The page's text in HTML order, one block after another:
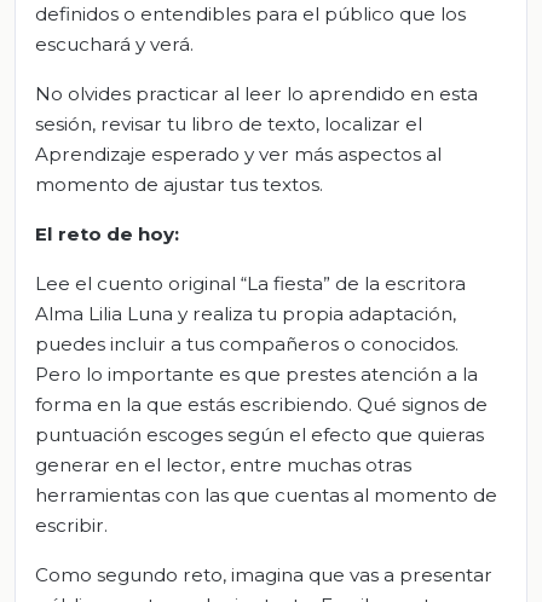
definidos o entendibles para el público que los
escuchará y verá.
No olvides practicar al leer lo aprendido en esta
sesión, revisar tu libro de texto, localizar el
Aprendizaje esperado y ver más aspectos al
momento de ajustar tus textos.
El reto de hoy:
Lee el cuento original “La fiesta” de la escritora
Alma Lilia Luna y realiza tu propia adaptación,
puedes incluir a tus compañeros o conocidos.
Pero lo importante es que prestes atención a la
forma en la que estás escribiendo. Qué signos de
puntuación escoges según el efecto que quieras
generar en el lector, entre muchas otras
herramientas con las que cuentas al momento de
escribir.
Como segundo reto, imagina que vas a presentar